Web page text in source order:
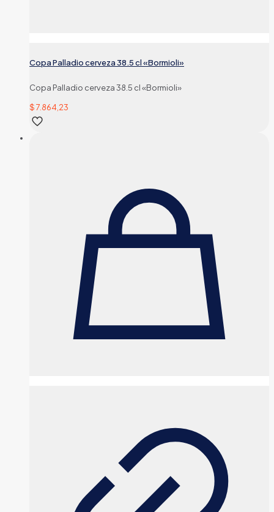
Copa Palladio cerveza 38.5 cl «Bormioli»
Copa Palladio cerveza 38.5 cl «Bormioli»
$7.864,23